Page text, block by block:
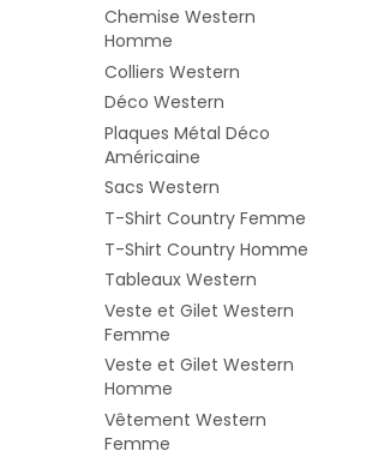
Chemise Western
Homme
Colliers Western
Déco Western
Plaques Métal Déco
Américaine
Sacs Western
T-Shirt Country Femme
T-Shirt Country Homme
Tableaux Western
Veste et Gilet Western
Femme
Veste et Gilet Western
Homme
Vêtement Western
Femme